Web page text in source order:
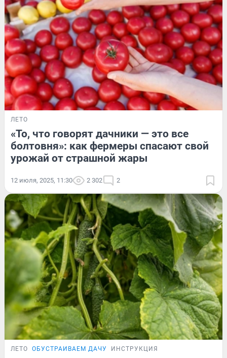
ЛЕТО
«То, что говорят дачники — это все
болтовня»: как фермеры спасают свой
урожай от страшной жары
12 июля, 2025, 11:30 2 302 2
ЛЕТО ОБУСТРАИВАЕМ ДАЧУ ИНСТРУКЦИЯ